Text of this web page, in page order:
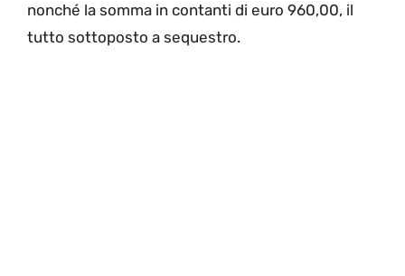
nonché la somma in contanti di euro 960,00, il
tutto sottoposto a sequestro.